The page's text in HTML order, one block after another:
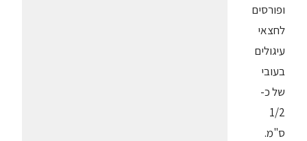
ופורסים
לחצאי
עיגולים
בעובי
של כ-
1/2
ס"מ.